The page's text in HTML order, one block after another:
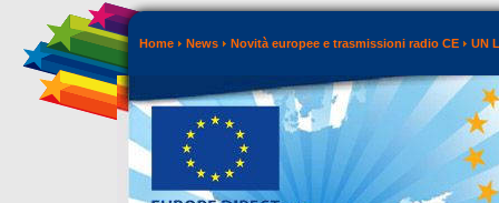
Home News Novità europee e trasmissioni radio CE UN